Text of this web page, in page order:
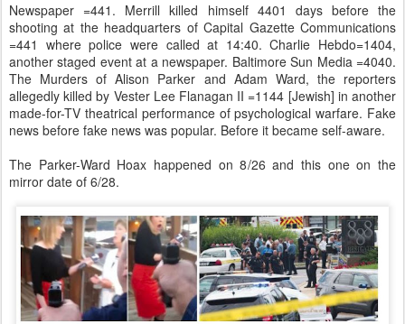
Newspaper =441. Merrill killed himself 4401 days before the
shooting at the headquarters of Capital Gazette Communications
=441 where police were called at 14:40. Charlie Hebdo=1404,
another staged event at a newspaper. Baltimore Sun Media =4040.
The Murders of Alison Parker and Adam Ward, the reporters
allegedly killed by Vester Lee Flanagan II =1144 [Jewish] in another
made-for-TV theatrical performance of psychological warfare. Fake
news before fake news was popular. Before it became self-aware.
The Parker-Ward Hoax happened on 8/26 and this one on the
mirror date of 6/28.